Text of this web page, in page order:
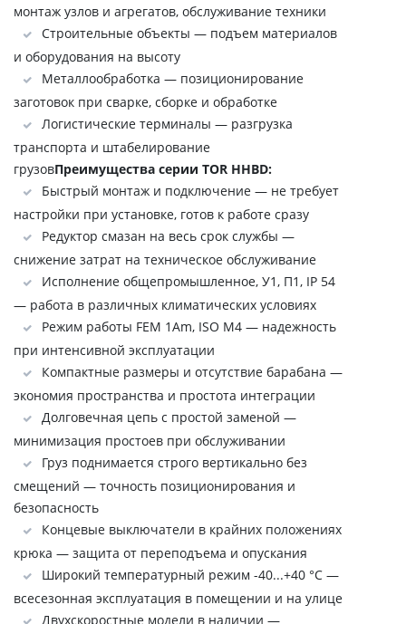
монтаж узлов и агрегатов, обслуживание техники
Строительные объекты — подъем материалов
и оборудования на высоту
Металлообработка — позиционирование
заготовок при сварке, сборке и обработке
Логистические терминалы — разгрузка
транспорта и штабелирование
грузовПреимущества серии TOR HHBD:
Быстрый монтаж и подключение — не требует
настройки при установке, готов к работе сразу
Редуктор смазан на весь срок службы —
снижение затрат на техническое обслуживание
Исполнение общепромышленное, У1, П1, IP 54
— работа в различных климатических условиях
Режим работы FEM 1Аm, ISO M4 — надежность
при интенсивной эксплуатации
Компактные размеры и отсутствие барабана —
экономия пространства и простота интеграции
Долговечная цепь с простой заменой —
минимизация простоев при обслуживании
Груз поднимается строго вертикально без
смещений — точность позиционирования и
безопасность
Концевые выключатели в крайних положениях
крюка — защита от переподъема и опускания
Широкий температурный режим -40...+40 °C —
всесезонная эксплуатация в помещении и на улице
Двухскоростные модели в наличии —